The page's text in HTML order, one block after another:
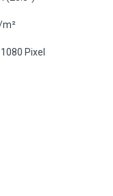
m²
Pixel